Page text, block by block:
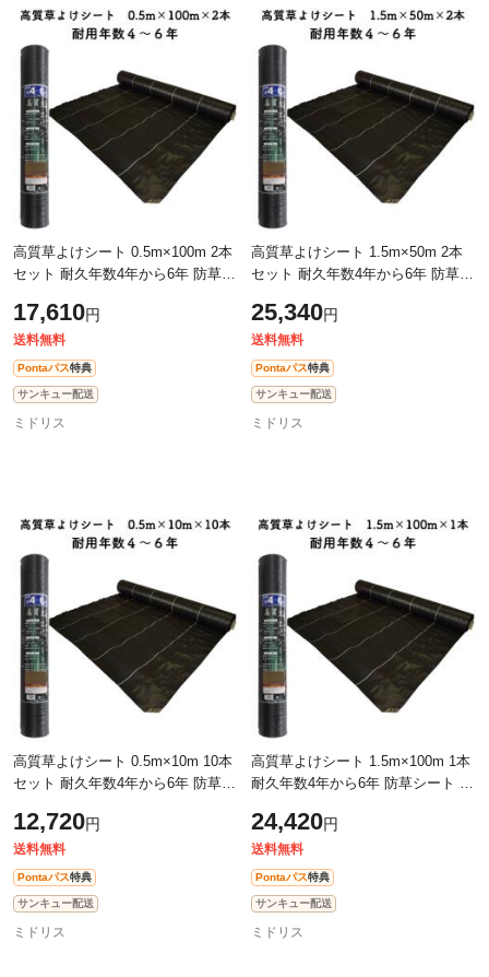
高質草よけシート 0.5m×100m 2本
セット 耐久年数4年から6年 防草シ
草対策 農業資材 太陽光発電 庭
17,610円
送料無料
Pontaパス特典
サンキュー配送
ミドリス
高質草よけシート 1.5m×50m 2本
セット 耐久年数4年から6年 防草シ
草対策 農業資材 太陽光発電 庭
25,340円
送料無料
Pontaパス特典
サンキュー配送
ミドリス
高質草よけシート 0.5m×10m 10本
セット 耐久年数4年から6年 防草シ
草対策 農業資材 太陽光発電 庭
12,720円
送料無料
Pontaパス特典
サンキュー配送
ミドリス
高質草よけシート 1.5m×100m 1本
耐久年数4年から6年 防草シート 抗
農業資材 太陽光発電 庭 マルチ
24,420円
送料無料
Pontaパス特典
サンキュー配送
ミドリス